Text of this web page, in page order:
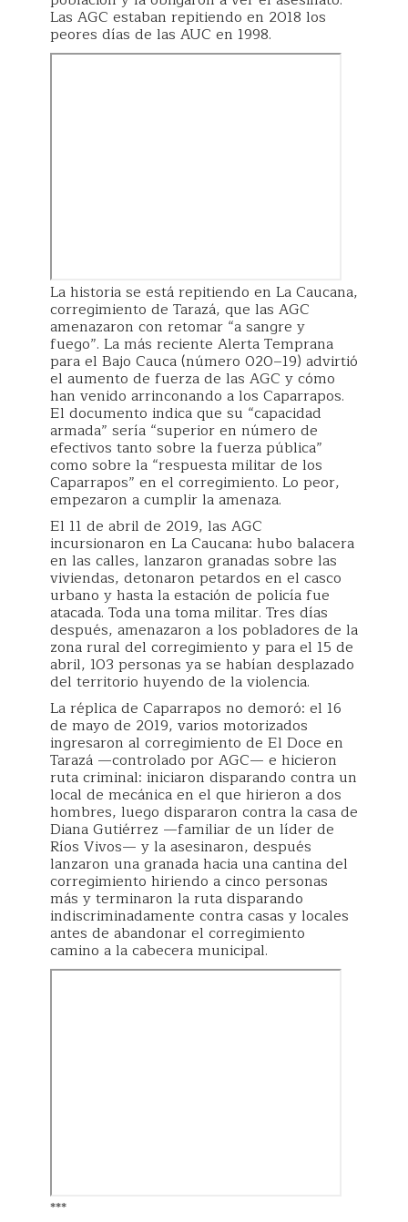
Las AGC estaban repitiendo en 2018 los
peores días de las AUC en 1998.
La historia se está repitiendo en La Caucana,
corregimiento de Tarazá, que las AGC
amenazaron con retomar “a sangre y
fuego”. La más reciente Alerta Temprana
para el Bajo Cauca (número 020–19) advirtió
el aumento de fuerza de las AGC y cómo
han venido arrinconando a los Caparrapos.
El documento indica que su “capacidad
armada” sería “superior en número de
efectivos tanto sobre la fuerza pública”
como sobre la “respuesta militar de los
Caparrapos” en el corregimiento. Lo peor,
empezaron a cumplir la amenaza.
El 11 de abril de 2019, las AGC
incursionaron en La Caucana: hubo balacera
en las calles, lanzaron granadas sobre las
viviendas, detonaron petardos en el casco
urbano y hasta la estación de policía fue
atacada. Toda una toma militar. Tres días
después, amenazaron a los pobladores de la
zona rural del corregimiento y para el 15 de
abril, 103 personas ya se habían desplazado
del territorio huyendo de la violencia.
La réplica de Caparrapos no demoró: el 16
de mayo de 2019, varios motorizados
ingresaron al corregimiento de El Doce en
Tarazá —controlado por AGC— e hicieron
ruta criminal: iniciaron disparando contra un
local de mecánica en el que hirieron a dos
hombres, luego dispararon contra la casa de
Diana Gutiérrez —familiar de un líder de
Ríos Vivos— y la asesinaron, después
lanzaron una granada hacia una cantina del
corregimiento hiriendo a cinco personas
más y terminaron la ruta disparando
indiscriminadamente contra casas y locales
antes de abandonar el corregimiento
camino a la cabecera municipal.
***